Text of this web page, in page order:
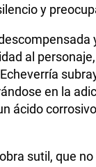
y
al
en la
ácido
sutil, que